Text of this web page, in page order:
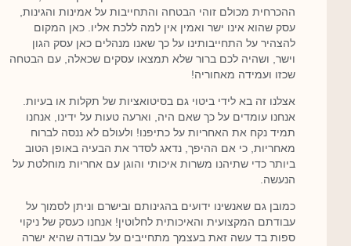
ההכרחית מכולם זוהי הבטחה והתחייבות על אמינות והגינות,
עסק שהוא אינו ישר ואמין אין למה ללכת אליו. כאן המקום
להצהיר על התחייבותינו על כך שאנו מנהלים כאן עסק הגון
וישר, ושהיה לכם ברור שלא תמצאו עסקים שכאלה, עם הבטחה
שכזו ועמידה מאחוריה!
אצלנו זה בא לידי ביטוי גם בסיטואציות של תקלות או בעיות.
אנחנו עומדים על כך שאם היה, וארעה טעות על ידינו, אנחנו
תמיד נקח את האחריות על כתיפנו! ולעולם לא ננסה לברוח
מאחריות, כי אם ההיפך, נדאג לסדר את הבעיה באופן הטוב
ביותר כדי שתיהנו משרות איכותי והוגן עם אחריות מוחלטת על
הנעשה.
כמובן גם שאנשינו ידועים בהגינותם ובישרם וניתן לסמוך על
עבודתם המקצועית והאיכותית לחלוטין! אנחנו כעסק של ניקוי
ספות בד עשה זאת בעצמך מתחייבים על עבודה שהיא ישרה